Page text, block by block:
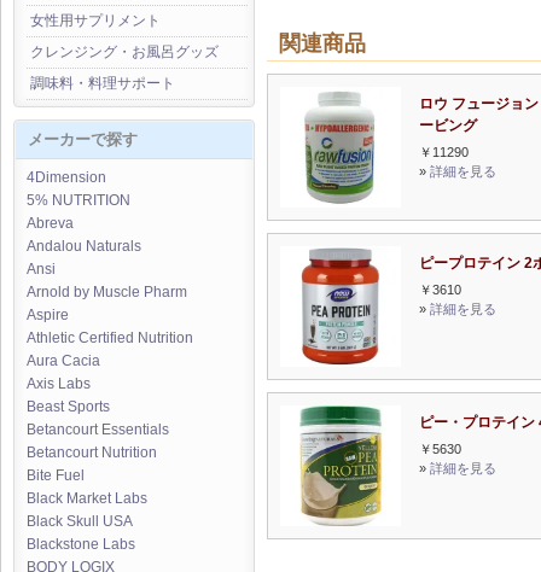
女性用サプリメント
クレンジング・お風呂グッズ
調味料・料理サポート
メーカーで探す
4Dimension
5% NUTRITION
Abreva
Andalou Naturals
Ansi
Arnold by Muscle Pharm
Aspire
Athletic Certified Nutrition
Aura Cacia
Axis Labs
Beast Sports
Betancourt Essentials
Betancourt Nutrition
Bite Fuel
Black Market Labs
Black Skull USA
Blackstone Labs
BODY LOGIX
関連商品
ロウ フュージョ
ービング
￥11290
» 詳細を見る
ピープロテイン 2
￥3610
» 詳細を見る
ピー・プロテイン
￥5630
» 詳細を見る